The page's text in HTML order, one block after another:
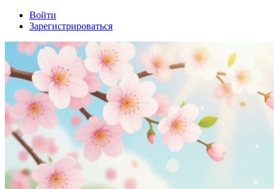
Войти
Зарегистрироваться